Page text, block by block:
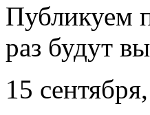
Публикуем
раз будут
15